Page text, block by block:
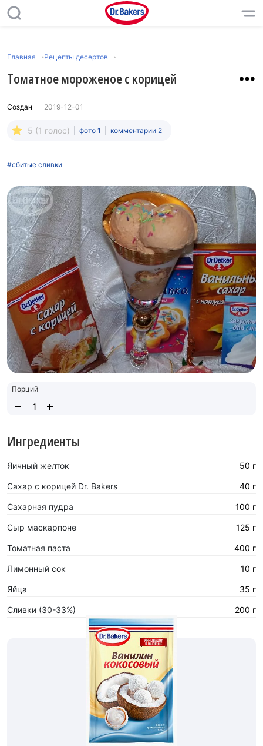
Главная Рецепты десертов
Томатное мороженое с корицей
Создан 2019-12-01
5 (1 голос) фото 1 комментарии 2
#сбитые сливки
Порций
Ингредиенты
Яичный желток 50 г
Сахар с корицей Dr. Bakers 40 г
Сахарная пyдра 100 г
Сыр маскарпоне 125 г
Томатная паста 400 г
Лимонный сок 10 г
Яйца 35 г
Сливки (30-33%) 200 г